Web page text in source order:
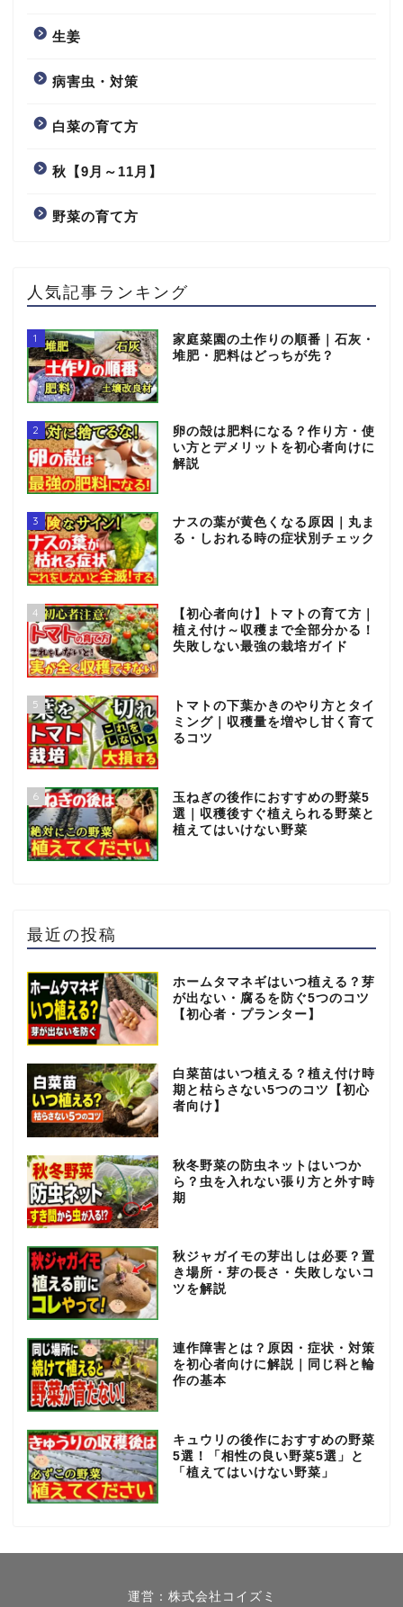
生姜
病害虫・対策
白菜の育て方
秋【9月～11月】
野菜の育て方
人気記事ランキング
1
家庭菜園の土作りの順番｜石灰・
堆肥・肥料はどっちが先？
2
卵の殻は肥料になる？作り方・使
い方とデメリットを初心者向けに
解説
3
ナスの葉が黄色くなる原因｜丸ま
る・しおれる時の症状別チェック
4
【初心者向け】トマトの育て方｜
植え付け～収穫まで全部分かる！
失敗しない最強の栽培ガイド
5
トマトの下葉かきのやり方とタイ
ミング｜収穫量を増やし甘く育て
るコツ
6
玉ねぎの後作におすすめの野菜5
選｜収穫後すぐ植えられる野菜と
植えてはいけない野菜
最近の投稿
ホームタマネギはいつ植える？芽
が出ない・腐るを防ぐ5つのコツ
【初心者・プランター】
白菜苗はいつ植える？植え付け時
期と枯らさない5つのコツ【初心
者向け】
秋冬野菜の防虫ネットはいつか
ら？虫を入れない張り方と外す時
期
秋ジャガイモの芽出しは必要？置
き場所・芽の長さ・失敗しないコ
ツを解説
連作障害とは？原因・症状・対策
を初心者向けに解説｜同じ科と輪
作の基本
キュウリの後作におすすめの野菜
5選！「相性の良い野菜5選」と
「植えてはいけない野菜」
運営：株式会社コイズミ
夏【6月～8月】
秋【9月～11月】